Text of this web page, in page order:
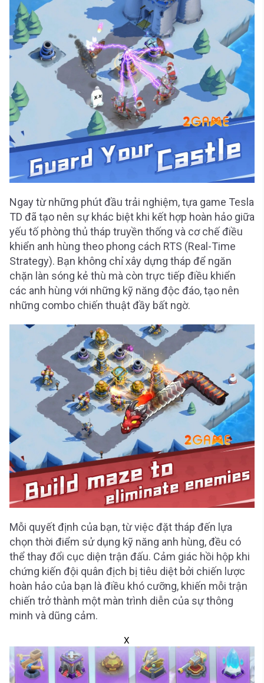
Ngay từ những phút đầu trải nghiệm, tựa game Tesla
TD đã tạo nên sự khác biệt khi kết hợp hoàn hảo giữa
yếu tố phòng thủ tháp truyền thống và cơ chế điều
khiển anh hùng theo phong cách RTS (Real-Time
Strategy). Bạn không chỉ xây dựng tháp để ngăn
chặn làn sóng kẻ thù mà còn trực tiếp điều khiển
các anh hùng với những kỹ năng độc đáo, tạo nên
những combo chiến thuật đầy bất ngờ.
Mỗi quyết định của bạn, từ việc đặt tháp đến lựa
chọn thời điểm sử dụng kỹ năng anh hùng, đều có
thể thay đổi cục diện trận đấu. Cảm giác hồi hộp khi
chứng kiến đội quân địch bị tiêu diệt bởi chiến lược
hoàn hảo của bạn là điều khó cưỡng, khiến mỗi trận
chiến trở thành một màn trình diễn của sự thông
minh và dũng cảm.
X